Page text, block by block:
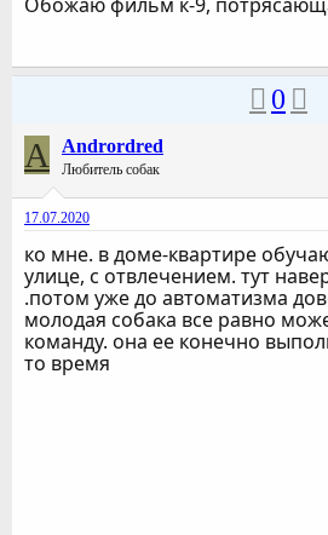
Обожаю фильм к-9,
0
A Andrordred
Любитель собак
17.07.2020
ко мне. в доме-квартире
улице, с отвлечением. тут
.потом уже до автоматизма
молодая собака все равно
команду. она ее конечно
то время